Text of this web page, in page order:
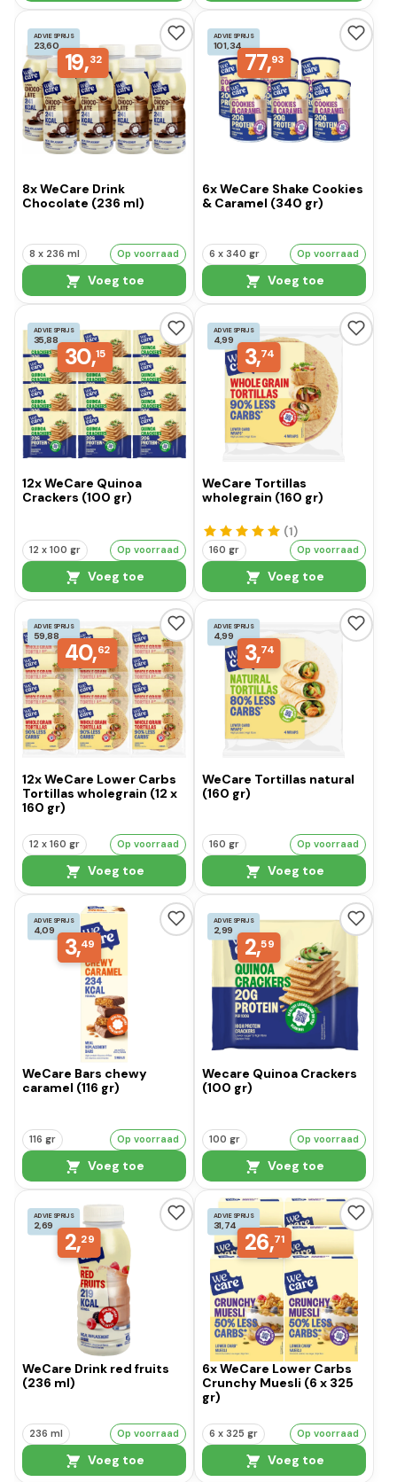
ADVIESPRIJS
23,60
19,32
8x WeCare Drink
Chocolate (236 ml)
8 x 236 ml Op voorraad
Voeg toe
ADVIESPRIJS
101,34
77,93
6x WeCare Shake Cookies
& Caramel (340 gr)
6 x 340 gr Op voorraad
Voeg toe
ADVIESPRIJS
35,88
30,15
12x WeCare Quinoa
Crackers (100 gr)
12 x 100 gr Op voorraad
Voeg toe
ADVIESPRIJS
4,99
3,74
WeCare Tortillas
wholegrain (160 gr)
(1)
160 gr Op voorraad
Voeg toe
ADVIESPRIJS
59,88
40,62
12x WeCare Lower Carbs
Tortillas wholegrain (12 x
160 gr)
12 x 160 gr Op voorraad
Voeg toe
ADVIESPRIJS
4,99
3,74
WeCare Tortillas natural
(160 gr)
160 gr Op voorraad
Voeg toe
ADVIESPRIJS
4,09
3,49
WeCare Bars chewy
caramel (116 gr)
116 gr Op voorraad
Voeg toe
ADVIESPRIJS
2,99
2,59
Wecare Quinoa Crackers
(100 gr)
100 gr Op voorraad
Voeg toe
ADVIESPRIJS
2,69
2,29
WeCare Drink red fruits
(236 ml)
236 ml Op voorraad
Voeg toe
ADVIESPRIJS
31,74
26,71
6x WeCare Lower Carbs
Crunchy Muesli (6 x 325
gr)
6 x 325 gr Op voorraad
Voeg toe